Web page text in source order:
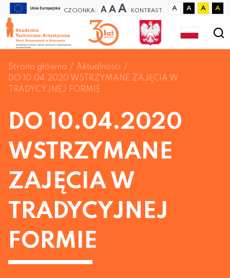
CZCIONKA: A A A KONTRAST: A A A A
Strona główna
Aktualności
DO 10.04.2020 WSTRZYMANE ZAJĘCIA W
TRADYCYJNEJ FORMIE
DO 10.04.2020
WSTRZYMANE
ZAJĘCIA W
TRADYCYJNEJ
FORMIE